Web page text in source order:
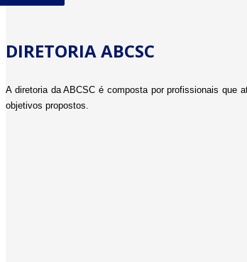
DIRETORIA ABCSC
A diretoria da ABCSC é composta por profissionais que
objetivos propostos.